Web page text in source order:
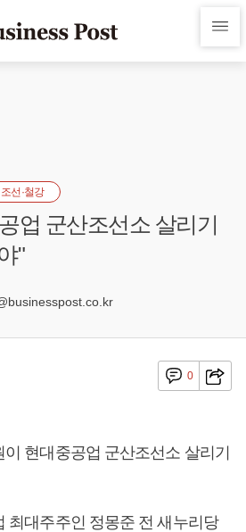
선·철강
업 군산조선소 살리기
"
0
현대중공업 군산조선소 살리기
최대주주인 정몽준 전 새누리당